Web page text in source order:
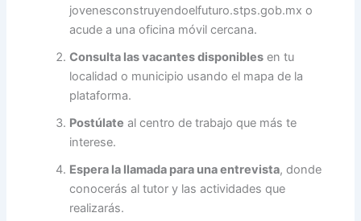
jovenesconstruyendoelfuturo.stps.gob.mx o
acude a una oficina móvil cercana.
Consulta las vacantes disponibles en tu
localidad o municipio usando el mapa de la
plataforma.
Postúlate al centro de trabajo que más te
interese.
Espera la llamada para una entrevista, donde
conocerás al tutor y las actividades que
realizarás.